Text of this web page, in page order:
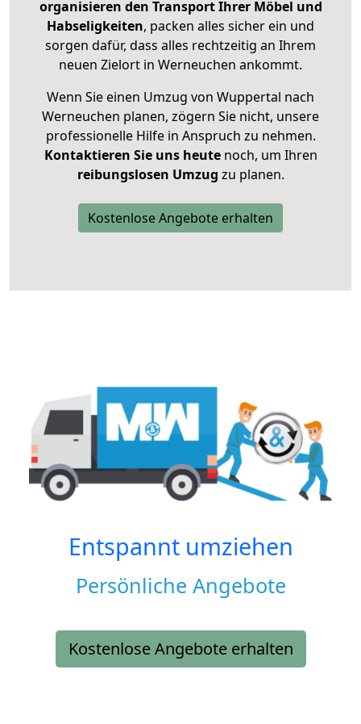
organisieren den Transport Ihrer Möbel und
Habseligkeiten, packen alles sicher ein und
sorgen dafür, dass alles rechtzeitig an Ihrem
neuen Zielort in Werneuchen ankommt.
Wenn Sie einen Umzug von Wuppertal nach
Werneuchen planen, zögern Sie nicht, unsere
professionelle Hilfe in Anspruch zu nehmen.
Kontaktieren Sie uns heutenoch, um Ihren
reibungslosen Umzug zu planen.
Kostenlose Angebote erhalten
Entspannt umziehen
Persönliche Angebote
Kostenlose Angebote erhalten